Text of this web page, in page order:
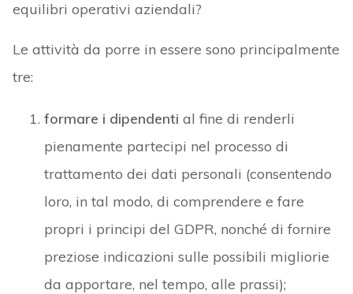
equilibri operativi aziendali?
Le attività da porre in essere sono principalmente
tre:
formare i dipendenti al fine di renderli
pienamente partecipi nel processo di
trattamento dei dati personali (consentendo
loro, in tal modo, di comprendere e fare
propri i principi del GDPR, nonché di fornire
preziose indicazioni sulle possibili migliorie
da apportare, nel tempo, alle prassi);